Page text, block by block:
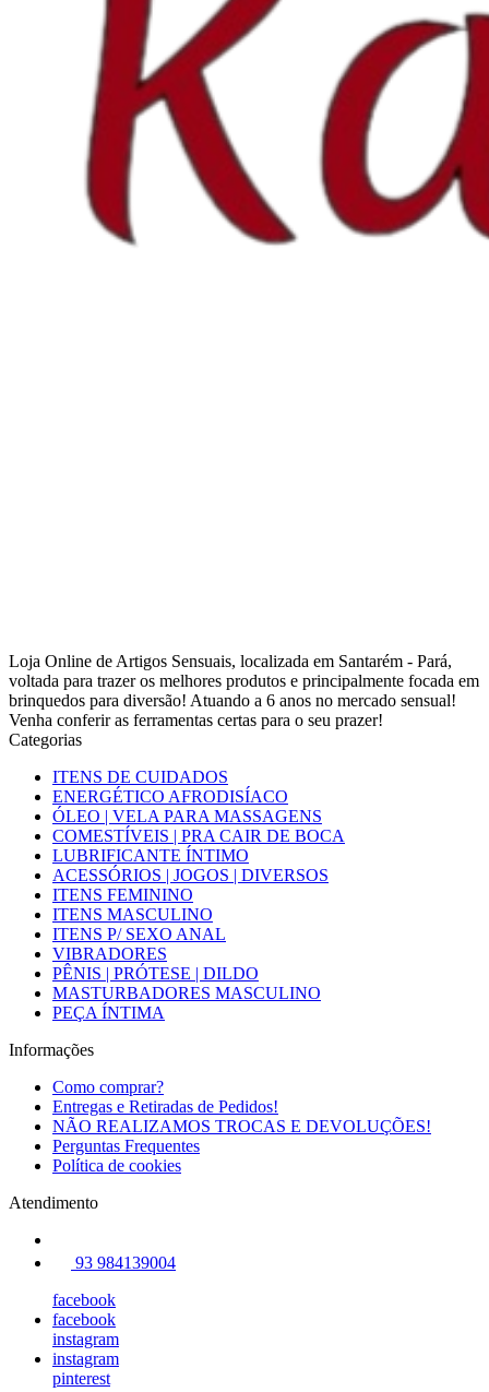
Loja Online de Artigos Sensuais, localizada em Santarém - Pará,
voltada para trazer os melhores produtos e principalmente focada em
brinquedos para diversão! Atuando a 6 anos no mercado sensual!
Venha conferir as ferramentas certas para o seu prazer!
Categorias
ITENS DE CUIDADOS
ENERGÉTICO AFRODISÍACO
ÓLEO | VELA PARA MASSAGENS
COMESTÍVEIS | PRA CAIR DE BOCA
LUBRIFICANTE ÍNTIMO
ACESSÓRIOS | JOGOS | DIVERSOS
ITENS FEMININO
ITENS MASCULINO
ITENS P/ SEXO ANAL
VIBRADORES
PÊNIS | PRÓTESE | DILDO
MASTURBADORES MASCULINO
PEÇA ÍNTIMA
Informações
Como comprar?
Entregas e Retiradas de Pedidos!
NÃO REALIZAMOS TROCAS E DEVOLUÇÕES!
Perguntas Frequentes
Política de cookies
Atendimento
93 984139004
facebook
facebook
instagram
instagram
pinterest